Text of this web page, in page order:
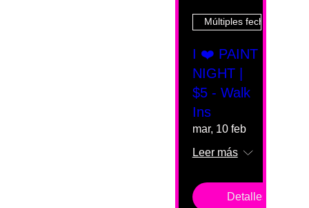
Múltiples fechas
I ❤️ PAINT
NIGHT |
$5 - Walk
Ins
mar, 10 feb
Leer más
Detalles